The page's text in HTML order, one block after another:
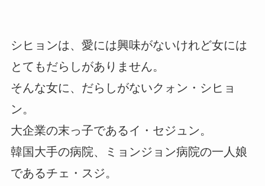
シヒョンは、愛には興味がないけれど女には
とてもだらしがありません。
そんな女に、だらしがないクォン・シヒョ
ン。
大企業の末っ子であるイ・セジュン。
韓国大手の病院、ミョンジョン病院の一人娘
であるチェ・スジ。